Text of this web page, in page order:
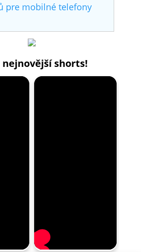
pre mobilné telefony
nejnovější shorts!